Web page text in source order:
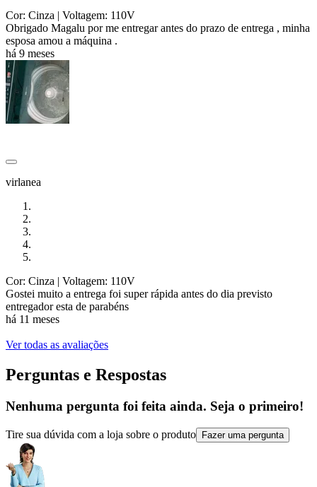
Cor: Cinza | Voltagem: 110V
Obrigado Magalu por me entregar antes do prazo de entrega , minha
esposa amou a máquina .
há 9 meses
virlanea
Cor: Cinza | Voltagem: 110V
Gostei muito a entrega foi super rápida antes do dia previsto
entregador esta de parabéns
há 11 meses
Ver todas as avaliações
Perguntas e Respostas
Nenhuma pergunta foi feita ainda. Seja o primeiro!
Tire sua dúvida com a loja sobre o produto Fazer uma pergunta